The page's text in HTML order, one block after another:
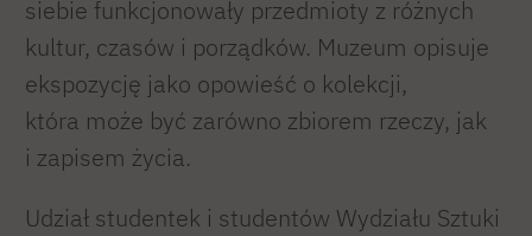
siebie funkcjonowały przedmioty z różnych
kultur, czasów i porządków. Muzeum opisuje
ekspozycję jako opowieść o kolekcji,
która może być zarówno zbiorem rzeczy, jak
i zapisem życia.
Udział studentek i studentów Wydziału Sztuki